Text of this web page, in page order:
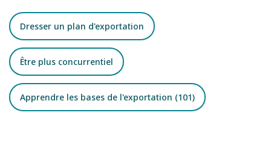
Dresser un plan d'exportation
Être plus concurrentiel
Apprendre les bases de l'exportation (101)